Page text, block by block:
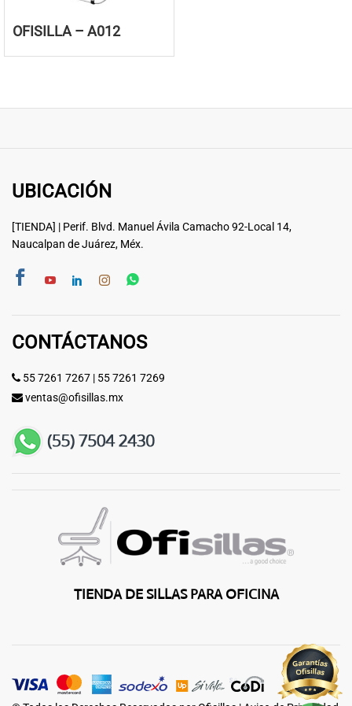
OFISILLA – A012
UBICACIÓN
[TIENDA] | Perif. Blvd. Manuel Ávila Camacho 92-Local 14,
Naucalpan de Juárez, Méx.
CONTÁCTANOS
55 7261 7267 | 55 7261 7269
ventas@ofisillas.mx
TIENDA DE SILLAS PARA OFICINA